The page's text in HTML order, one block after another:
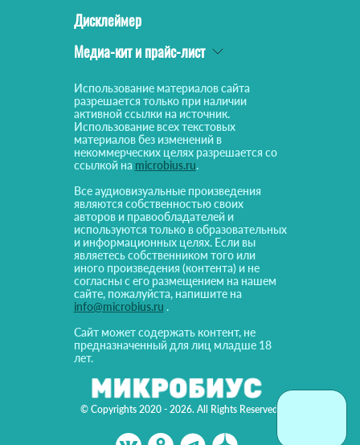
© Copyrights 2020 - 2026. All Rights Reserved!
Дисклеймер
Медиа-кит и прайс-лист
Использование материалов сайта
разрешается только при наличии
активной ссылки на источник.
Использование всех текстовых
материалов без изменений в
некоммерческих целях разрешается со
ссылкой на microbius.ru.
Все аудиовизуальные произведения
являются собственностью своих
авторов и правообладателей и
используются только в образовательных
и информационных целях. Если вы
являетесь собственником того или
иного произведения (контента) и не
согласны с его размещением на нашем
сайте, пожалуйста, напишите на
info@microbius.ru .
Сайт может содержать контент, не
предназначенный для лиц младше 18
лет.